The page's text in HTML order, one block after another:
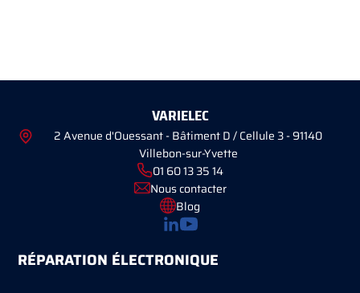
VARIELEC
2 Avenue d'Ouessant - Bâtiment D / Cellule 3 - 91140
Villebon-sur-Yvette
01 60 13 35 14
Nous contacter
Blog
RÉPARATION ÉLECTRONIQUE